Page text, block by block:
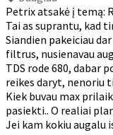
Petrix atsakė į temą:
Tai as suprantu, kad
Siandien pakeiciau
filtrus, nusienavau
TDS rode 680, dabar
reikes daryt, nenoriu
Kiek buvau max
pasiekti.. O realiai
Jei kam kokiu augalu